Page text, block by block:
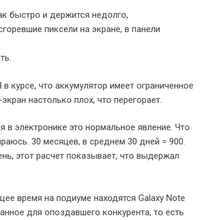
быстро и держится недолго,
пиксели на экране, в панели
курсе, что аккумулятор имеет ограниченное
настолько плох, что перегорает.
электронике это нормальное явление. Что
30 месяцев, в среднем 30 дней = 900.
этот расчет показывает, что выдержал
время на подиуме находятся Galaxy Note
для опоздавшего конкурента, то есть